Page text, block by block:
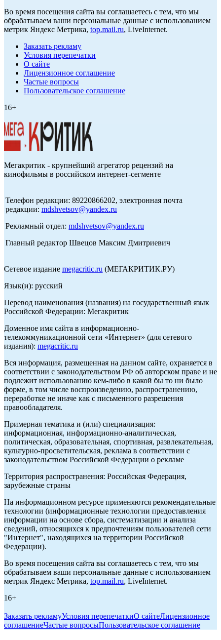
Во время посещения сайта вы соглашаетесь с тем, что мы
обрабатываем ваши персональные данные с использованием
метрик Яндекс Метрика, top.mail.ru, LiveInternet.
Заказать рекламу
Условия перепечатки
О сайте
Лицензионное соглашение
Частые вопросы
Пользовательское соглашение
16+
Мегакритик - крупнейший агрегатор рецензий на
кинофильмы в российском интернет-сегменте
Телефон редакции: 89220866202, электронная почта
редакции: mdshvetsov@yandex.ru
Рекламный отдел: mdshvetsov@yandex.ru
Главный редактор Швецов Максим Дмитриевич
Сетевое издание megacritic.ru (МЕГАКРИТИК.РУ)
Язык(и): русский
Перевод наименования (названия) на государственный язык
Российской Федерации: Мегакритик
Доменное имя сайта в информационно-
телекоммуникационной сети «Интернет» (для сетевого
издания): megacritic.ru
Вся информация, размещенная на данном сайте, охраняется в
соответствии с законодательством РФ об авторском праве и не
подлежит использованию кем-либо в какой бы то ни было
форме, в том числе воспроизведению, распространению,
переработке не иначе как с письменного разрешения
правообладателя.
Примерная тематика и (или) специализация:
информационная, информационно-аналитическая,
политическая, образовательная, спортивная, развлекательная,
культурно-просветительская, реклама в соответствии с
законодательством Российской Федерации о рекламе
Территория распространения: Российская Федерация,
зарубежные страны
На информационном ресурсе применяются рекомендательные
технологии (информационные технологии предоставления
информации на основе сбора, систематизации и анализа
сведений, относящихся к предпочтениям пользователей сети
"Интернет", находящихся на территории Российской
Федерации).
Во время посещения сайта вы соглашаетесь с тем, что мы
обрабатываем ваши персональные данные с использованием
метрик Яндекс Метрика, top.mail.ru, LiveInternet.
16+
Заказать рекламуУсловия перепечаткиО сайтеЛицензионное
соглашениеЧастые вопросыПользовательское соглашение